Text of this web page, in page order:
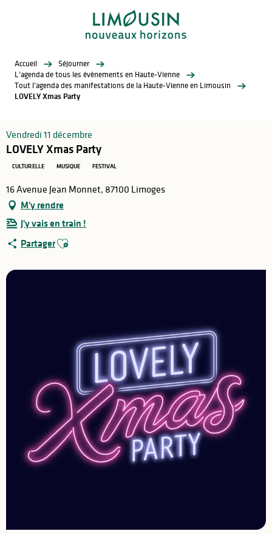
Accueil
Séjourner
L’agenda de tous les évènements en Haute-Vienne
Tout l’agenda des manifestations de la Haute-Vienne en Limousin
LOVELY Xmas Party
Vendredi 11 décembre
LOVELY Xmas Party
CULTURELLE MUSIQUE FESTIVAL
16 Avenue Jean Monnet, 87100 Limoges
M'y rendre
J'y vais en train !
PartagerAjouter aux favoris